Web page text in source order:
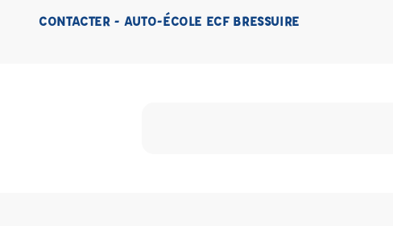
CONTACTER - AUTO-ÉCOLE ECF BRESSUIRE